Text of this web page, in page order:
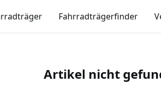
Fahrradträgerfinder
Artikel nicht